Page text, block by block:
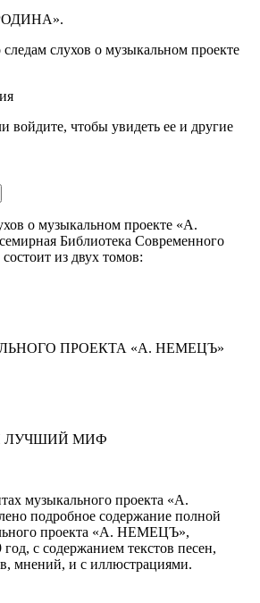
РОДИНА».
слухов о музыкальном проекте
войдите, чтобы увидеть ее и другие
о музыкальном проекте «А.
Библиотека Современного
из двух томов:
ПРОЕКТА «А. НЕМЕЦЪ»
ЛУЧШИЙ МИФ
музыкального проекта «А.
подробное содержание полной
проекта «А. НЕМЕЦЪ»,
с содержанием текстов песен,
мнений, и с иллюстрациями.